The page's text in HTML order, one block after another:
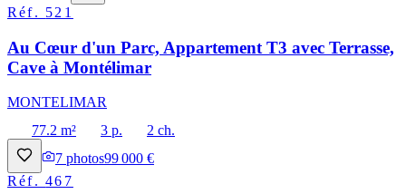
Réf. 521
Au Cœur d'un Parc, Appartement T3 avec Terrasse,
Cave à Montélimar
MONTELIMAR
77.2 m²
3 p.
2 ch.
7 photos99 000 €
Réf.467